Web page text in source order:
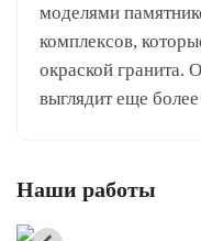
моделями
комплексов,
окраской гранита.
выглядит еще
Наши работы